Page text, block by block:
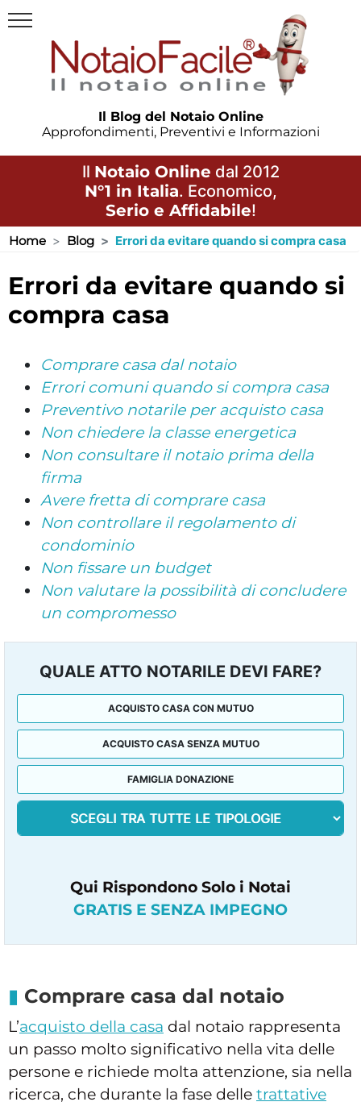
Il Blog del Notaio Online
Approfondimenti, Preventivi e Informazioni
Il Notaio Online dal 2012
N°1 in Italia. Economico,
Serio e Affidabile!
Home Blog Errori da evitare quando si compra casa
errori da evitare quando si
compra casa
Comprare casa dal notaio
Errori comuni quando si compra casa
Preventivo notarile per acquisto casa
Non chiedere la classe energetica
Non consultare il notaio prima della
firma
Avere fretta di comprare casa
Non controllare il regolamento di
condominio
Non fissare un budget
Non valutare la possibilità di concludere
un compromesso
QUALE ATTO NOTARILE DEVI FARE?
ACQUISTO CASA CON MUTUO
ACQUISTO CASA SENZA MUTUO
FAMIGLIA DONAZIONE
Qui Rispondono Solo i Notai
GRATIS E SENZA IMPEGNO
Comprare casa dal notaio
L’acquisto della casa dal notaio rappresenta
un passo molto significativo nella vita delle
persone e richiede molta attenzione, sia nella
ricerca, che durante la fase delle trattative